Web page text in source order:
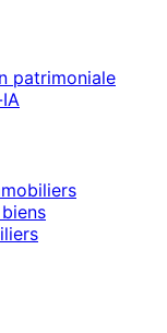
patrimoniale